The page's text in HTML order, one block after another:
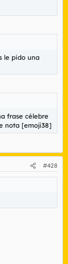
le pido una
frase célebre
nota [emoji38]
#428